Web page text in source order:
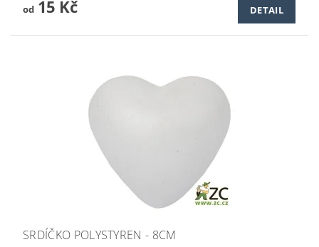
od15 Kč DETAIL
SRDÍČKO POLYSTYREN - 8CM